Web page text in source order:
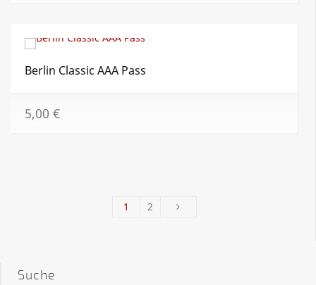
Berlin Classic AAA Pass
5,00 €
1 2
Suche